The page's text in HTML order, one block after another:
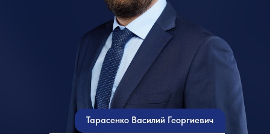
Тарасенко Василий Георгиевич